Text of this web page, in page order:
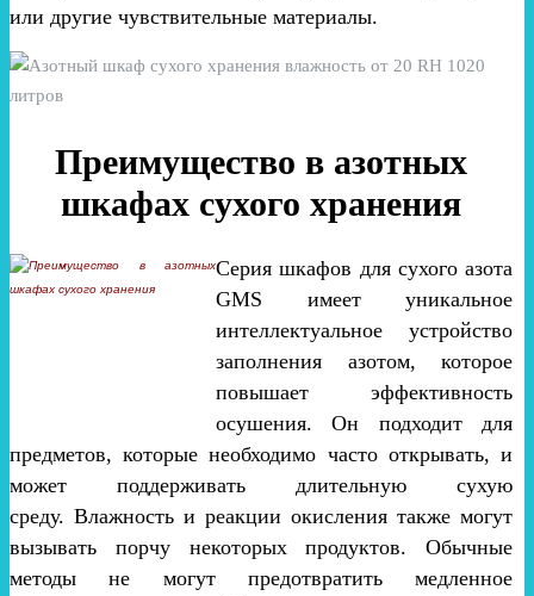
или другие чувствительные материалы.
Преимущество в азотных
шкафах сухого хранения
Серия шкафов для сухого азота
GMS имеет уникальное
интеллектуальное устройство
заполнения азотом, которое
повышает эффективность
осушения. Он подходит для
предметов, которые необходимо часто открывать, и
может поддерживать длительную сухую
среду. Влажность и реакции окисления также могут
вызывать порчу некоторых продуктов. Обычные
методы не могут предотвратить медленное